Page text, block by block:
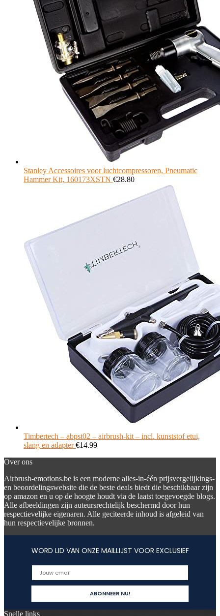
Stanley Accessoires voor luchtcompressoren, Pneumatic
Hammer Kit, 160173XSTN €28.80
Timbertech – abpst02 – airbrush-kit – incl. kunststof etui,
slang en adapter €14.99
Over ons
Airbrush-emotions.be is een moderne alles-in-één prijsvergelijkings-
en beoordelingswebsite die de beste deals biedt die beschikbaar zijn
op amazon en u op de hoogte houdt via de laatst toegevoegde blogs.
Alle afbeeldingen zijn auteursrechtelijk beschermd door hun
respectievelijke eigenaren. Alle geciteerde inhoud is afgeleid van
hun respectievelijke bronnen.
WORD LID VAN ONZE MAILLIJST VOOR EXCLUSIEF
Snelle links